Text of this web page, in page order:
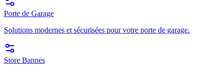
Porte de Garage
Solutions modernes et sécurisées pour votre porte de garage.
Store Bannes